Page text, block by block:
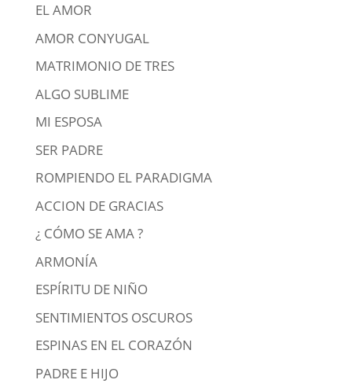
EL AMOR
AMOR CONYUGAL
MATRIMONIO DE TRES
ALGO SUBLIME
MI ESPOSA
SER PADRE
ROMPIENDO EL PARADIGMA
ACCION DE GRACIAS
¿ CÓMO SE AMA ?
ARMONÍA
ESPÍRITU DE NIÑO
SENTIMIENTOS OSCUROS
ESPINAS EN EL CORAZÓN
PADRE E HIJO